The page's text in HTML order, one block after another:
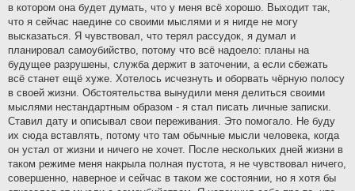
в котором она будет думать, что у меня всё хорошо. Выходит так,
что я сейчас наедине со своими мыслями и я нигде не могу
высказаться. Я чувствовал, что терял рассудок, я думал и
планировал самоубийство, потому что всё надоело: планы на
будущее разрушены, служба держит в заточении, а если сбежать
всё станет ещё хуже. Хотелось исчезнуть и оборвать чёрную полосу
в своей жизни. Обстоятельства вынудили меня делиться своими
мыслями нестандартным образом - я стал писать личные записки.
Ставил дату и описывал свои переживания. Это помогало. Не буду
их сюда вставлять, потому что там обычные мысли человека, когда
он устал от жизни и ничего не хочет. После нескольких дней жизни в
таком режиме меня накрыла полная пустота, я не чувствовал ничего,
совершенно, наверное и сейчас в таком же состоянии, но я хотя бы